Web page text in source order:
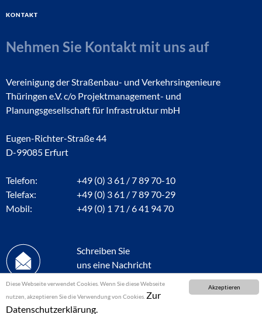
Akzeptieren
Diese Webseite verwendet Cookies. Wenn Sie diese Webseite
nutzen, akzeptieren Sie die Verwendung von Cookies. Zur
Datenschutzerklärung.
Kontakt
Nehmen Sie Kontakt mit uns auf
Vereinigung der Straßenbau- und Verkehrsingenieure
Thüringen e.V. c/o Projektmanagement- und
Planungsgesellschaft für Infrastruktur mbH
Eugen-Richter-Straße 44
D-99085 Erfurt
Telefon:
+49 (0) 3 61 / 7 89 70-10
Telefax:
+49 (0) 3 61 / 7 89 70-29
Mobil:
+49 (0) 1 71 / 6 41 94 70
Schreiben Sie
uns eine Nachricht